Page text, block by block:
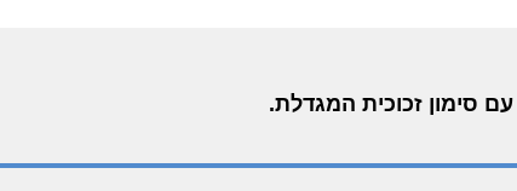
סימון זכוכית המגדלת.